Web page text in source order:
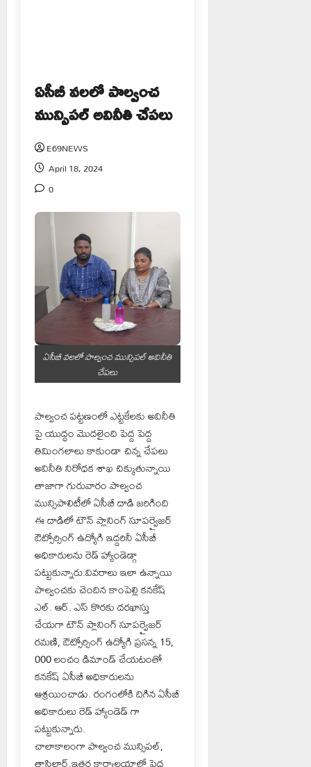
ఏసీబీ వలలో పాల్వంచ
మున్సిపల్ అవినీతి చేపలు
E69NEWS
April 18, 2024
0
ఏసీబీ వలలో పాల్వంచ మున్సిపల్ అవినీతి
చేపలు
పాల్వంచ పట్టణంలో ఎట్టకేలకు అవినీతి
పై యుద్ధం మొదలైంది పెద్ద పెద్ద
తిమింగలాలు కాకుండా చిన్న చేపలు
అవినీతి నిరోధక శాఖ చిక్కుతున్నాయి
తాజాగా గురువారం పాల్వంచ
మున్సిపాలిటీలో ఏసీబీ దాడి జరిగింది
ఈ దాడిలో టౌన్ ప్లానింగ్ సూపర్వైజర్
ఔట్సోర్సింగ్ ఉద్యోగి ఇద్దరినీ ఏసీబీ
అధికారులను రెడ్ హ్యాండెడ్గా
పట్టుకున్నారు.వివరాలు ఇలా ఉన్నాయి
పాల్వంచకు చెందిన కాంపెల్లి కనకేష్
ఎల్. ఆర్. ఎస్ కొరకు దరఖాస్తు
చేయగా టౌన్ ప్లానింగ్ సూపర్వైజర్
రమణి, ఔట్సోర్సింగ్ ఉద్యోగి ప్రసన్న 15,
000 లంచం డిమాండ్ చేయటంతో
కనకేష్ ఏసీబీ అధికారులను
ఆశ్రయించాడు. రంగంలోకి దిగిన ఏసీబీ
అధికారులు రెడ్ హ్యాండెడ్ గా
పట్టుకున్నారు.
చాలాకాలంగా పాల్వంచ మున్సిపల్,